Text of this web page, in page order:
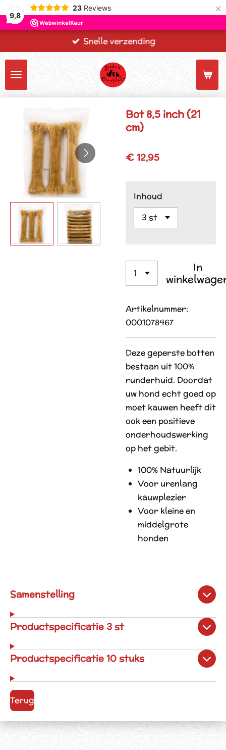
9,8
23 Reviews ×
Snelle verzending
Bot 8,5 inch (21
cm)
€ 12,95
Inhoud
In
Artikelnummer:
0001078467
Deze geperste botten
bestaan uit 100%
runderhuid. Doordat
uw hond echt goed op
moet kauwen heeft dit
ook een positieve
onderhoudswerking
op het gebit.
100% Natuurlijk
Voor urenlang
kauwplezier
Voor kleine en
middelgrote
honden
Samenstelling
Productspecificatie 3 st
Productspecificatie 10 stuks
Terug